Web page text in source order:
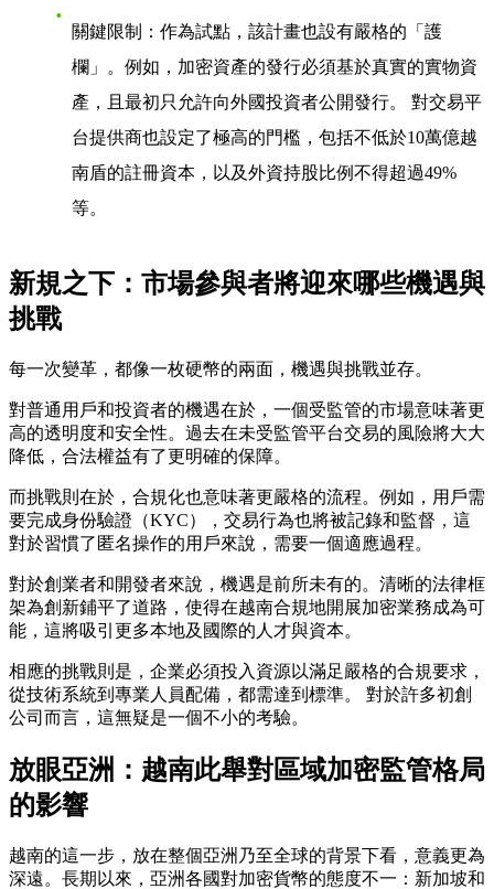
關鍵限制
：作為試點，該計畫也設有嚴格的「護
欄」。例如，加密資產的發行必須基於真實的實物資
產，且最初只允許向外國投資者公開發行。 對交易平
台提供商也設定了極高的門檻，包括不低於10萬億越
南盾的註冊資本，以及外資持股比例不得超過49%
等。
新規之下：市場參與者將迎來哪些機遇與
挑戰
每一次變革，都像一枚硬幣的兩面，機遇與挑戰並存。
對普通用戶和投資者的機遇在於，一個受監管的市場意味著更
高的透明度和安全性。過去在未受監管平台交易的風險將大大
降低，合法權益有了更明確的保障。
而挑戰則在於 ，合規化也意味著更嚴格的流程。例如，用戶需
要完成身份驗證（KYC），交易行為也將被記錄和監督，這
對於習慣了匿名操作的用戶來說，需要一個適應過程。
對於創業者和開發者來說 ，機遇是前所未有的。清晰的法律框
架為創新鋪平了道路，使得在越南合規地開展加密業務成為可
能，這將吸引更多本地及國際的人才與資本。
相應的挑戰則是 ，企業必須投入資源以滿足嚴格的合規要求，
從技術系統到專業人員配備，都需達到標準。 對於許多初創
公司而言，這無疑是一個不小的考驗。
放眼亞洲：越南此舉對區域加密監管格局
的影響
越南的這一步，放在整個亞洲乃至全球的背景下看，意義更為
深遠。長期以來，亞洲各國對加密貨幣的態度不一：新加坡和